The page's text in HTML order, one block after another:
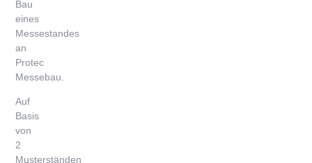
Bau
eines
Messestandes
an
Protec
Messebau.
Auf
Basis
von
2
Musterständen